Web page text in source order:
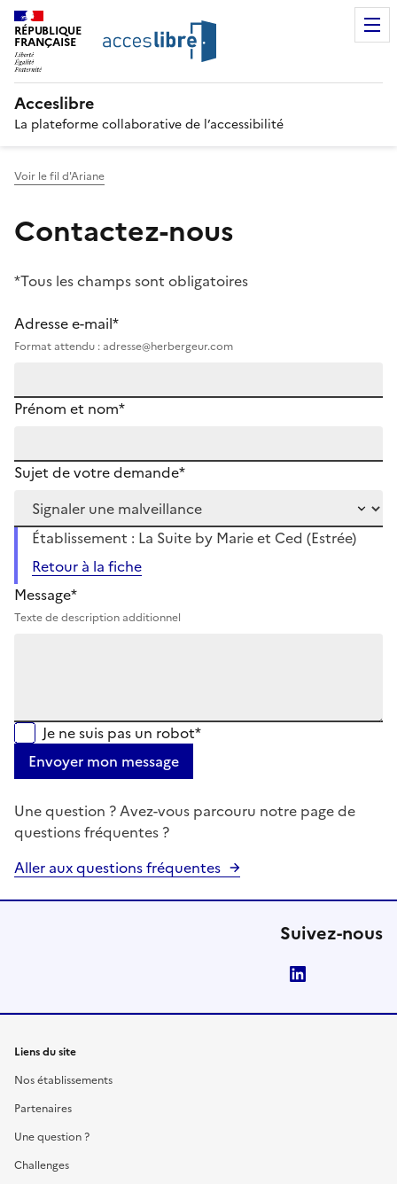
RÉPUBLIQUE
FRANÇAISE
Acceslibre
La plateforme collaborative de l’accessibilité
Voir le fil d'Ariane
Contactez-nous
*Tous les champs sont obligatoires
Adresse e-mail*
Format attendu : adresse@herbergeur.com
Prénom et nom*
Sujet de votre demande*
Établissement : La Suite by Marie et Ced (Estrée)
Retour à la fiche
Message*
Texte de description additionnel
Je ne suis pas un robot*
Envoyer mon message
Une question ? Avez-vous parcouru notre page de
questions fréquentes ?
Aller aux questions fréquentes
Suivez-nous
Liens du site
Nos établissements
Partenaires
Une question ?
Challenges